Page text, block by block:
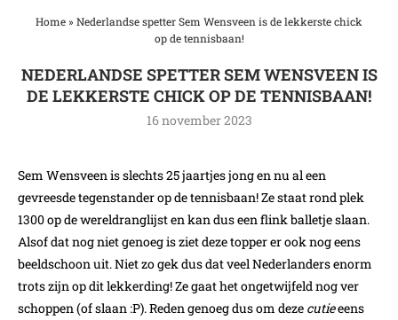
Home» Nederlandse spetter Sem Wensveen is de lekkerste chick
op de tennisbaan!
NEDERLANDSE SPETTER SEM WENSVEEN IS
DE LEKKERSTE CHICK OP DE TENNISBAAN!
16 november 2023
Sem Wensveen is slechts 25 jaartjes jong en nu al een
gevreesde tegenstander op de tennisbaan! Ze staat rond plek
1300 op de wereldranglijst en kan dus een flink balletje slaan.
Alsof dat nog niet genoeg is ziet deze topper er ook nog eens
beeldschoon uit. Niet zo gek dus dat veel Nederlanders enorm
trots zijn op dit lekkerding! Ze gaat het ongetwijfeld nog ver
schoppen (of slaan :P). Reden genoeg dus om deze cutieeens